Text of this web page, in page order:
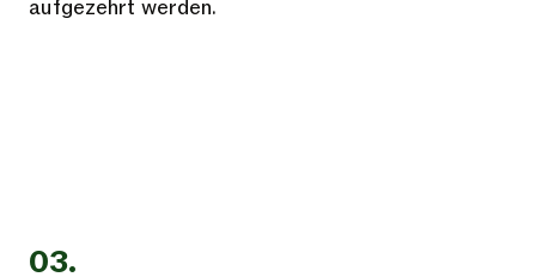
aufgezehrt werden.
03.